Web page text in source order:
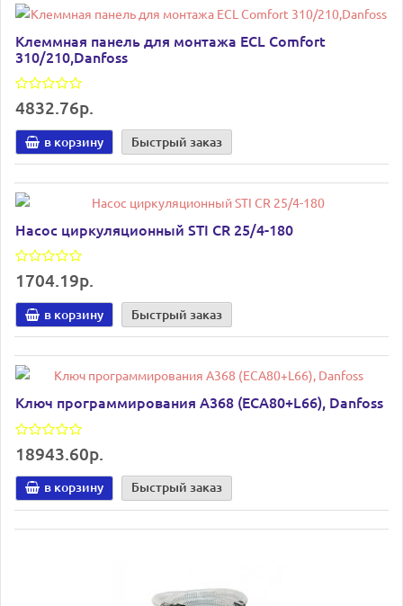
Клеммная панель для монтажа ECL Comfort
310/210,Danfoss
4832.76р.
в корзину Быстрый заказ
Насос циркуляционный STI CR 25/4-180
1704.19р.
в корзину Быстрый заказ
Ключ программирования A368 (ECA80+L66), Danfoss
18943.60р.
в корзину Быстрый заказ